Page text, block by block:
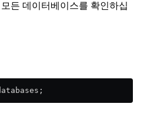
든 데이터베이스를 확인하십
;